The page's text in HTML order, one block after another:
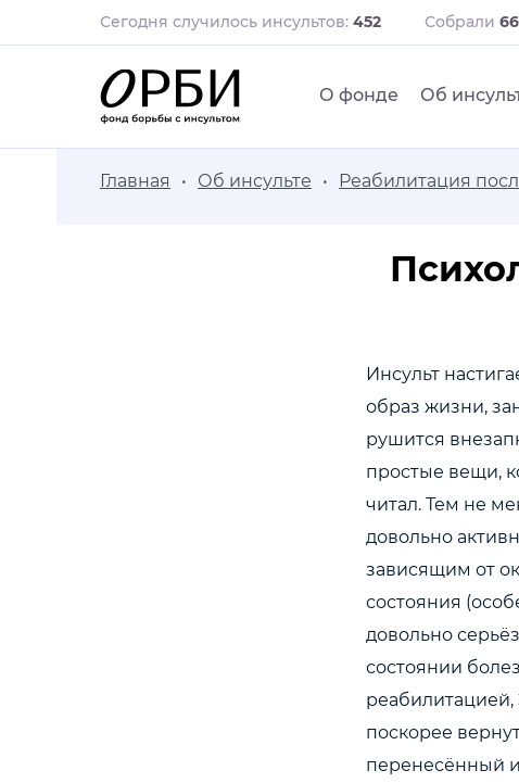
Сегодня случилось инсультов: 452 Собрали
О фонде Об
Главная Об инсульте Реабилитация
Инсульт
образ жизни,
рушится
простые вещи,
читал. Тем не
довольно
зависящим от
состояния
довольно
состоянии
реабилитацией,
поскорее
перенесённый